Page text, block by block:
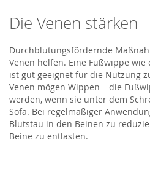
Die Venen stärken
Durchblutungsfördernde
Venen helfen. Eine Fußwippe wie
ist gut geeignet für die Nutzung
Venen mögen Wippen – die
werden, wenn sie unter dem
Sofa. Bei regelmäßiger
Blutstau in den Beinen zu
Beine zu entlasten.